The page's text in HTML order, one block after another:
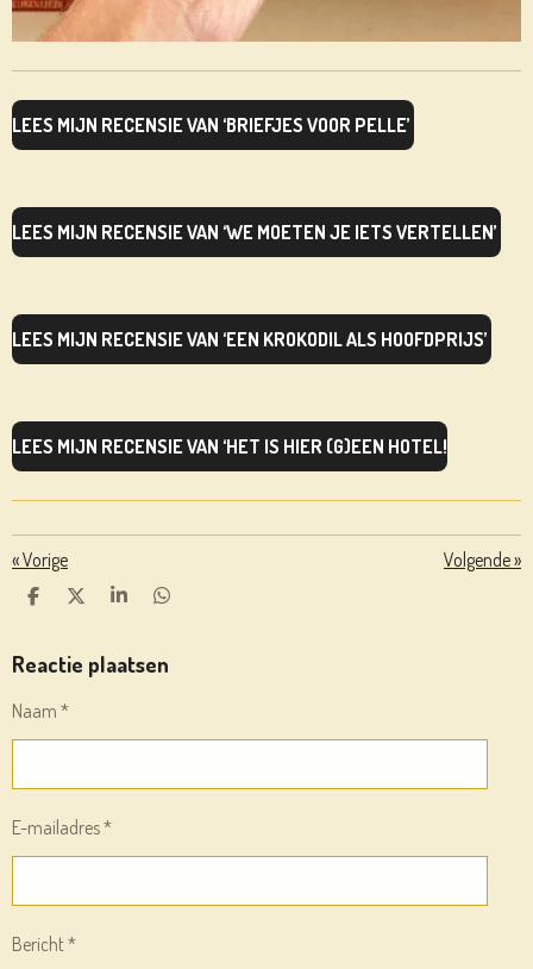
LEES MIJN RECENSIE VAN ‘BRIEFJES VOOR PELLE’
LEES MIJN RECENSIE VAN ‘WE MOETEN JE IETS VERTELLEN’
LEES MIJN RECENSIE VAN ‘EEN KROKODIL ALS HOOFDPRIJS’
LEES MIJN RECENSIE VAN ‘HET IS HIER (G)EEN HOTEL!
«Vorige Volgende»
D
E
N
D
L
S
R
E
D
E
N
Reactie plaatsen
Naam *
E-mailadres *
Bericht *